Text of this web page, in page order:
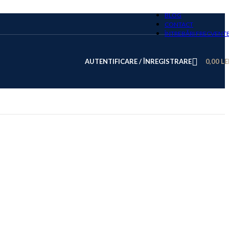
BLOG
CONTACT
ÎNTREBĂRI
AUTENTIFICARE / ÎNREGISTRARE 0,00